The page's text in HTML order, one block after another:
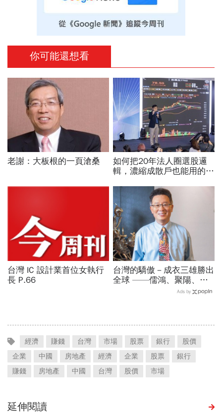
你可能還想看
老謝：大板根的一頁滄桑
如何把20年法人圈選股邏
輯，濃縮成散戶也能用的三
黃豐凱的巨浪碉堡法
台灣 IC 設計業首位女執行
長 P.66
台灣的驕傲－成衣三雄勝出
全球 ——儒鴻、聚陽、廣
Ads by
經濟 賺錢 台灣 市場 股票 銀行
股價
企業
中國 房地產 經濟 企業 股票
銀行
賺錢
房地產 中國 台灣 股價 市場
延伸閱讀